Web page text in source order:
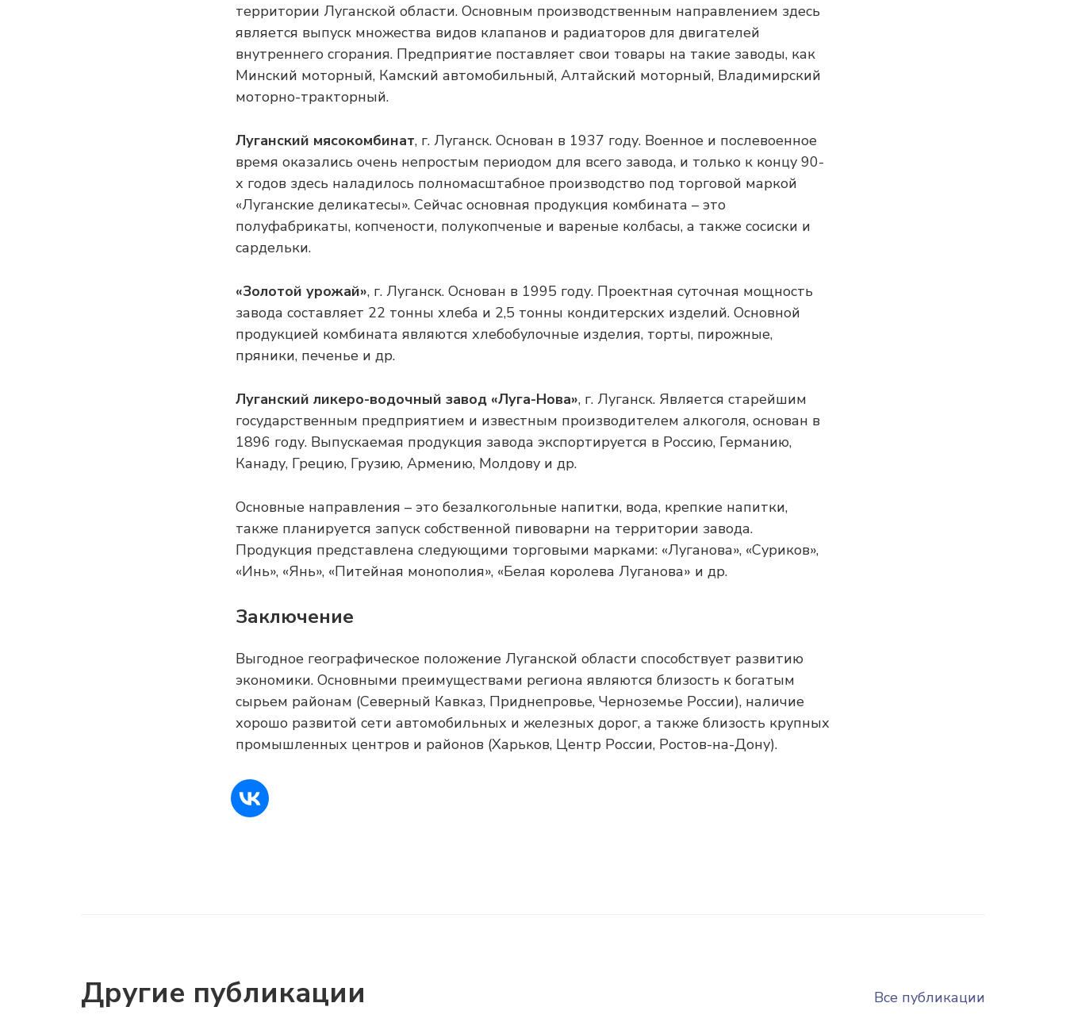
территории Луганской области. Основным производственным направлением здесь
является выпуск множества видов клапанов и радиаторов для двигателей
внутреннего сгорания. Предприятие поставляет свои товары на такие заводы, как
Минский моторный, Камский автомобильный, Алтайский моторный, Владимирский
моторно-тракторный.
Луганский мясокомбинат, г. Луганск. Основан в 1937 году. Военное и послевоенное
время оказались очень непростым периодом для всего завода, и только к концу 90-
х годов здесь наладилось полномасштабное производство под торговой маркой
«Луганские деликатесы». Сейчас основная продукция комбината – это
полуфабрикаты, копчености, полукопченые и вареные колбасы, а также сосиски и
сардельки.
«Золотой урожай», г. Луганск. Основан в 1995 году. Проектная суточная мощность
завода составляет 22 тонны хлеба и 2,5 тонны кондитерских изделий. Основной
продукцией комбината являются хлебобулочные изделия, торты, пирожные,
пряники, печенье и др.
Луганский ликеро-водочный завод «Луга-Нова», г. Луганск. Является старейшим
государственным предприятием и известным производителем алкоголя, основан в
1896 году. Выпускаемая продукция завода экспортируется в Россию, Германию,
Канаду, Грецию, Грузию, Армению, Молдову и др.
Основные направления – это безалкогольные напитки, вода, крепкие напитки,
также планируется запуск собственной пивоварни на территории завода.
Продукция представлена следующими торговыми марками: «Луганова», «Суриков»,
«Инь», «Янь», «Питейная монополия», «Белая королева Луганова» и др.
Заключение
Выгодное географическое положение Луганской области способствует развитию
экономики. Основными преимуществами региона являются близость к богатым
сырьем районам (Северный Кавказ, Приднепровье, Черноземье России), наличие
хорошо развитой сети автомобильных и железных дорог, а также близость крупных
промышленных центров и районов (Харьков, Центр России, Ростов-на-Дону).
Другие публикации Все публикации